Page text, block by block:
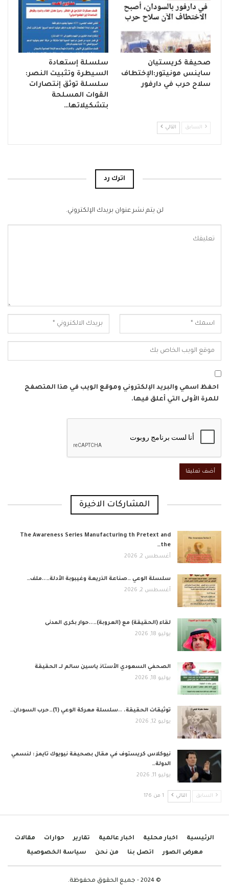
صحيفة كريستيان
ساينس مونيتور:الإختطاف
سلاح حرب في دارفور
سلسلة إستعادة
السيطرة وتثبيت النصر:
سلسلة توثق إنتصارات
القوات المسلحة
بتشكيلاتها…
السابق التالي
اترك رد
لن يتم نشر عنوان بريدك الإلكتروني.
احفظ اسمي والبريد الإلكتروني وموقع الويب في هذا المتصفح
للمرة الأولى التي أعلق فيها.
المشاركات الاخيرة
The Awareness Series Manufacturing th Pretext and
the…
أغسطس 2, 2026
​سلسلة الوعي …صناعة الذريعة وغيبوبة الأدلة…..ملف…
أغسطس 2, 2026
لقاء (الحقيقة) مع (العروبة)…..حوار بكرى المدنى
يوليو 18, 2026
الصحفي السعودي الأستاذ ياسين سالم لــ الحقيقة
يوليو 18, 2026
توثيقات الحقيقة. ..سلسلة معركة الوعي (1)…حرب السودان…
يوليو 12, 2026
نيوكلاس كريستوف في مقال بصحيفة نيويوك تايمز : لنسمي
الدولة…
يوليو 11, 2026
السابق التالي 1 من 176
الرئيسية اخبار محلية اخبار عالمية تقارير حوارات مقالات
معرض الصور اتصل بنا من نحن سياسة الخصوصية
© 2024 - جميع الحقوق محفوظة.